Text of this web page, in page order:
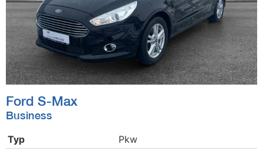
Ford S-Max
Business
Typ
Pkw